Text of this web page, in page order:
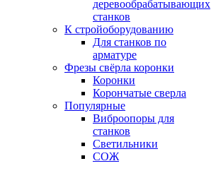
деревообрабатывающих
станков
К стройоборудованию
Для станков по
арматуре
Фрезы свёрла коронки
Коронки
Корончатые сверла
Популярные
Виброопоры для
станков
Светильники
СОЖ